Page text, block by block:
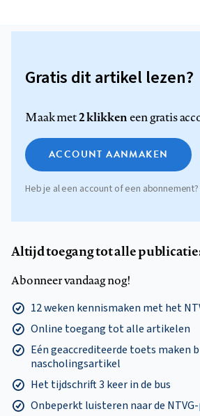
Gratis dit artikel lezen?
Maak met2 klikkeneen gratis
ACCOUNT AANMAKEN
Heb je al een account of een abonnement?
Altijd toegang tot alle
Abonneer vandaag nog!
12 weken kennismaken met het
Online toegang tot alle artikelen
Eén geaccrediteerde toets maken
nascholingsartikel
Het tijdschrift 3 keer in de bus
Onbeperkt luisteren naar de